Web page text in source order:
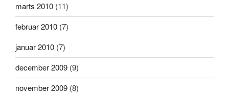
marts 2010 (11)
februar 2010 (7)
januar 2010 (7)
december 2009 (9)
november 2009 (8)